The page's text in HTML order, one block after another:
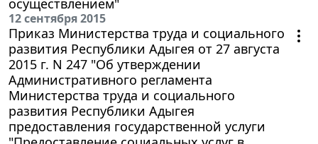
12 сентября 2015
Приказ Министерства труда и социального
развития Республики Адыгея от 27 августа
2015 г. N 247 "Об утверждении
Административного регламента
Министерства труда и социального
развития Республики Адыгея
предоставления государственной услуги